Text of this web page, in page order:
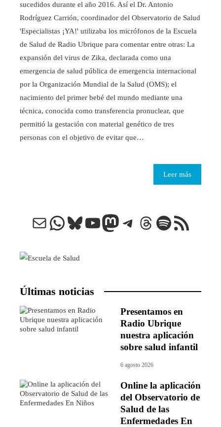
sucedidos durante el año 2016. Así el Dr. Antonio
Rodríguez Carrión, coordinador del Observatorio de Salud
'Especialistas ¡YA!' utilizaba los micrófonos de la Escuela
de Salud de Radio Ubrique para comentar entre otras: La
expansión del virus de Zika, declarada como una
emergencia de salud pública de emergencia internacional
por la Organización Mundial de la Salud (OMS); el
nacimiento del primer bebé del mundo mediante una
técnica, conocida como transferencia pronuclear, que
permitió la gestación con material genético de tres
personas con el objetivo de evitar que…
Leer más
Correo electrónico
WhatsApp
Bluesky
YouTube
Mastodon
Telegram
Threads
Spotify
Feed RSS
Últimas noticias
Presentamos en
Radio Ubrique
nuestra aplicación
sobre salud infantil
6 agosto 2026
Online la aplicación
del Observatorio de
Salud de las
Enfermedades En